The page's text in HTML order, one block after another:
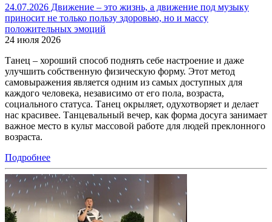
24.07.2026 Движение – это жизнь, а движение под музыку
приносит не только пользу здоровью, но и массу
положительных эмоций
24 июля 2026
Танец – хороший способ поднять себе настроение и даже
улучшить собственную физическую форму. Этот метод
самовыражения является одним из самых доступных для
каждого человека, независимо от его пола, возраста,
социального статуса. Танец окрыляет, одухотворяет и делает
нас красивее. Танцевальный вечер, как форма досуга занимает
важное место в культ массовой работе для людей преклонного
возраста.
Подробнее